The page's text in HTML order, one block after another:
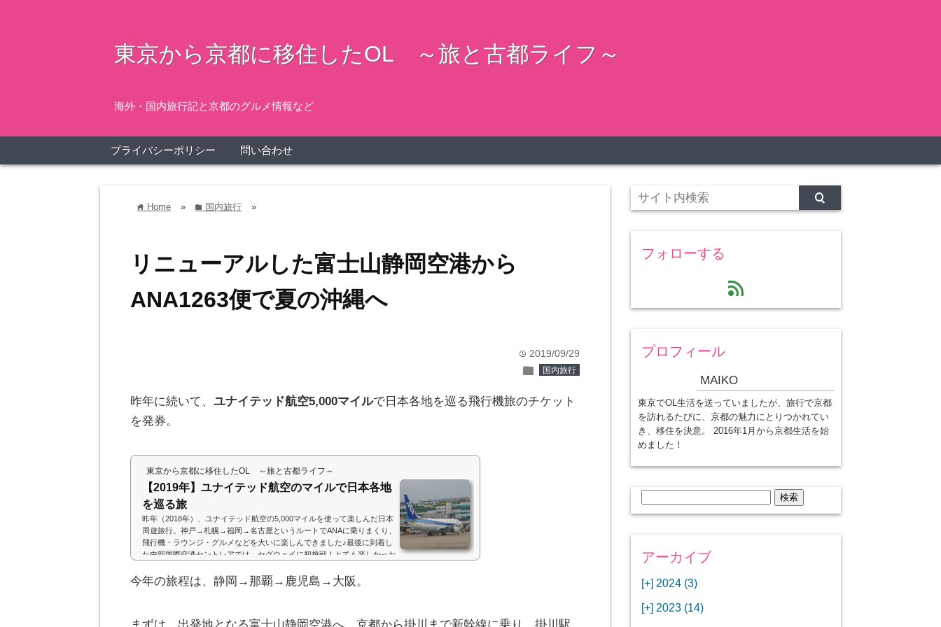
東京から京都に移住したOL ～旅と古都ライフ～
海外・国内旅行記と京都のグルメ情報など
プライバシーポリシー 問い合わせ
home Home » folder 国内旅行 »
リニューアルした富士山静岡空港から
ANA1263便で夏の沖縄へ
time 2019/09/29
folder 国内旅行
昨年に続いて、 ユナイテッド航空5,000マイルで日本各地を巡る飛行機旅のチケット
を発券。
東京から京都に移住したOL ～旅と古都ライフ～
【2019年】ユナイテッド航空のマイルで日本各地
を巡る旅
昨年（2018年）、ユナイテッド航空の5,000マイルを使って楽しんだ日本
周遊旅行。神戸→札幌→福岡→名古屋というルートでANAに乗りまくり、
飛行機・ラウンジ・グルメなどを大いに楽しんできました♪最後に到着し
た中部国際空港セントレアでは、セグウェイに初挑戦！とても楽しかった
した♪(adsbygoogle = window.adsbygoogle || ).push({}); 発券したルート今
年は、前回訪れた札幌、福岡、名古屋以外の場所に行きたかったので、出
今年の旅程は、静岡→那覇→鹿児島→大阪。
フォローする
feed
プロフィール
MAIKO
東京でOL生活を送っていましたが、旅行で京都
を訪れるたびに、京都の魅力にとりつかれてい
き、移住を決意。 2016年1月から京都生活を始
めました！
索:
アーカイブ
[+] 2024 (3)
ANAビジネスクラスでワシントン
[+] 2023 (14)